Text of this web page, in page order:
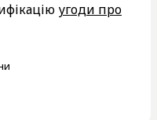
угоди про